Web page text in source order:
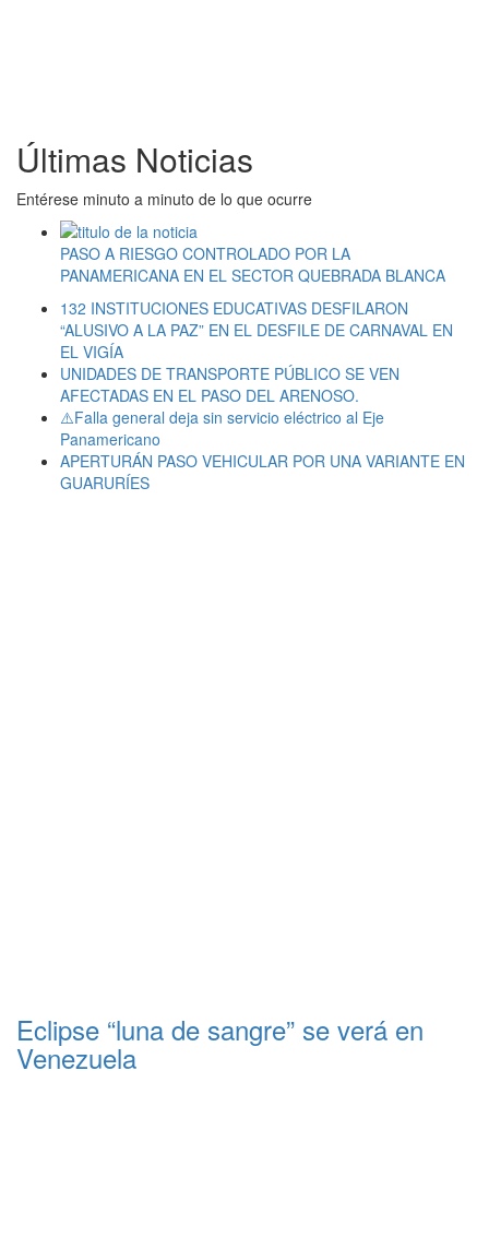
Últimas Noticias
Entérese minuto a minuto de lo que ocurre
PASO A RIESGO CONTROLADO POR LA
PANAMERICANA EN EL SECTOR QUEBRADA BLANCA
132 INSTITUCIONES EDUCATIVAS DESFILARON
“ALUSIVO A LA PAZ” EN EL DESFILE DE CARNAVAL EN
EL VIGÍA
UNIDADES DE TRANSPORTE PÚBLICO SE VEN
AFECTADAS EN EL PASO DEL ARENOSO.
⚠️Falla general deja sin servicio eléctrico al Eje
Panamericano
APERTURÁN PASO VEHICULAR POR UNA VARIANTE EN
GUARURÍES
Eclipse “luna de sangre” se verá en
Venezuela